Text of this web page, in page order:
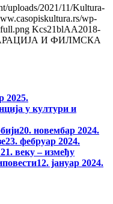
uploads/2021/11/Kultura-
wp-
Kcs21blAA2018-
И ФИЛМСКА
2025.
у култури и
20. новембар 2024.
23. фебруар 2024.
веку – између
12. јануар 2024.